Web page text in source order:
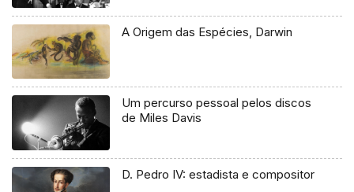
A Origem das Espécies, Darwin
Um percurso pessoal pelos discos
de Miles Davis
D. Pedro IV: estadista e compositor